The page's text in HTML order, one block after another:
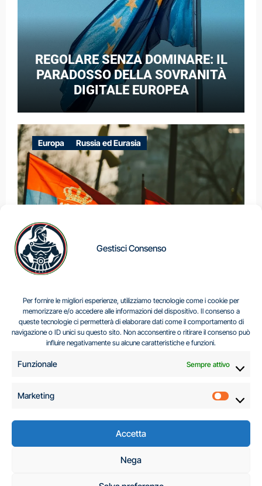
Gestisci Consenso
Per fornire le migliori esperienze, utilizziamo tecnologie come i cookie per
memorizzare e/o accedere alle informazioni del dispositivo. Il consenso a
queste tecnologie ci permetterà di elaborare dati come il comportamento di
navigazione o ID unici su questo sito. Non acconsentire o ritirare il consenso può
influire negativamente su alcune caratteristiche e funzioni.
Funzionale Sempre attivo
Marketing
Accetta
Nega
REGOLARE SENZA DOMINARE: IL
PARADOSSO DELLA SOVRANITÀ
DIGITALE EUROPEA
Europa Russia ed Eurasia
Centro Analisi e Studi Italus © Tutti i diritti riservati
C.A.S.I. – Centro
Analisi e Studi Italus